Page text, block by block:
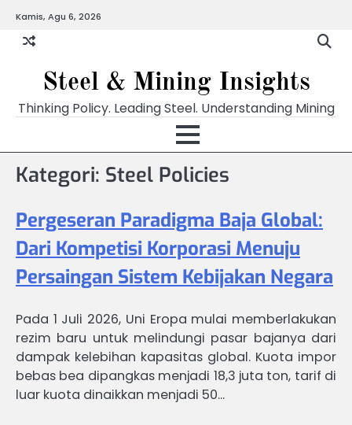
content
Kamis, Agu 6, 2026
Steel & Mining Insights
Thinking Policy. Leading Steel. Understanding Mining
Kategori: Steel Policies
Pergeseran Paradigma Baja Global:
Dari Kompetisi Korporasi Menuju
Persaingan Sistem Kebijakan Negara
Pada 1 Juli 2026, Uni Eropa mulai memberlakukan
rezim baru untuk melindungi pasar bajanya dari
dampak kelebihan kapasitas global. Kuota impor
bebas bea dipangkas menjadi 18,3 juta ton, tarif di
luar kuota dinaikkan menjadi 50…